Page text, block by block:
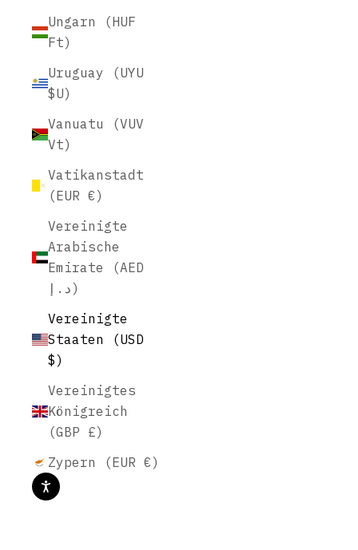
Ungarn (HUF
Ft)
Uruguay (UYU
$U)
Vanuatu (VUV
Vt)
Vatikanstadt
(EUR €)
Vereinigte
Arabische
Emirate (AED
د.إ)
Vereinigte
Staaten (USD
$)
Vereinigtes
Königreich
(GBP £)
Zypern (EUR €)